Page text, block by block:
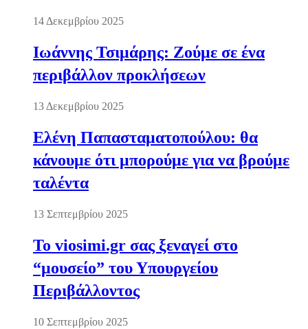
14 Δεκεμβρίου 2025
Ιωάννης Τσιμάρης: Ζούμε σε ένα
περιβάλλον προκλήσεων
13 Δεκεμβρίου 2025
Ελένη Παπασταματοπούλου: θα
κάνουμε ότι μπορούμε για να βρούμε
ταλέντα
13 Σεπτεμβρίου 2025
Το viosimi.gr σας ξεναγεί στο
“μουσείο” του Υπουργείου
Περιβάλλοντος
10 Σεπτεμβρίου 2025